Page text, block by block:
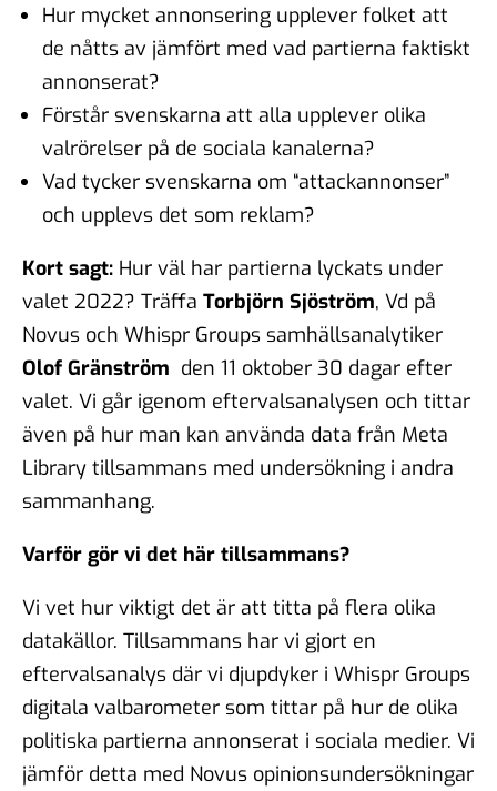
Hur mycket annonsering upplever folket att
de nåtts av jämfört med vad partierna faktiskt
annonserat?
Förstår svenskarna att alla upplever olika
valrörelser på de sociala kanalerna?
Vad tycker svenskarna om “attackannonser”
och upplevs det som reklam?
Kort sagt: Hur väl har partierna lyckats under
valet 2022? Träffa Torbjörn Sjöström, Vd på
Novus och Whispr Groups samhällsanalytiker
Olof Gränström den 11 oktober 30 dagar efter
valet. Vi går igenom eftervalsanalysen och tittar
även på hur man kan använda data från Meta
Library tillsammans med undersökning i andra
sammanhang.
Varför gör vi det här tillsammans?
Vi vet hur viktigt det är att titta på flera olika
datakällor. Tillsammans har vi gjort en
eftervalsanalys där vi djupdyker i Whispr Groups
digitala valbarometer som tittar på hur de olika
politiska partierna annonserat i sociala medier. Vi
jämför detta med Novus opinionsundersökningar